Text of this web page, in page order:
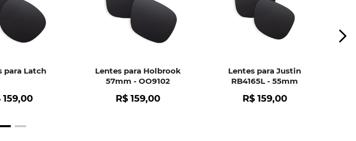
para Latch
159,00
Lentes para Holbrook
57mm - OO9102
R$ 159,00
Lentes para Justin
RB4165L - 55mm
R$ 159,00